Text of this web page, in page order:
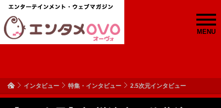
MENU
インタビュー 特集・インタビュー 2.5次元インタビュー